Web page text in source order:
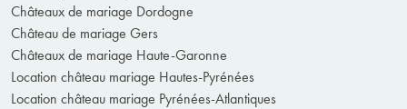
Châteaux de mariage Dordogne
Château de mariage Gers
Châteaux de mariage Haute-Garonne
Location château mariage Hautes-Pyrénées
Location château mariage Pyrénées-Atlantiques